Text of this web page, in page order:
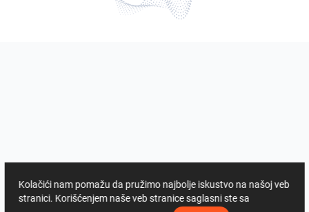
Kolačići nam pomažu da pružimo najbolje iskustvo na našoj veb
stranici. Korišćenjem naše veb stranice saglasni ste sa